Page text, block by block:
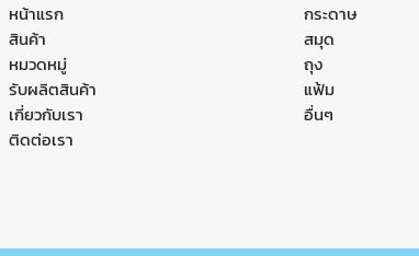
หน้าแรก
สินค้า
หมวดหมู่
รับผลิตสินค้า
เกี่ยวกับเรา
ติดต่อเรา
กระดาษ
สมุด
ถุง
แฟ้ม
อื่นๆ